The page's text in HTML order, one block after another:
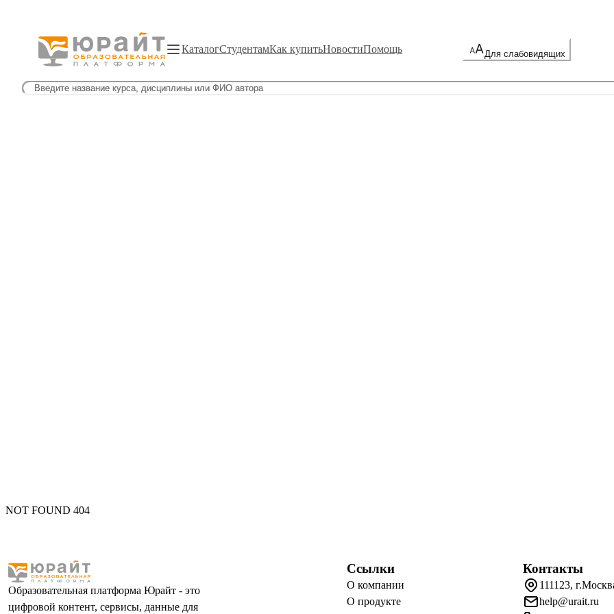
КаталогСтудентамКак купитьНовостиПомощь Для слабовидящих
NOT FOUND 404
Образовательная платформа Юрайт - это
цифровой контент, сервисы, данные для
Ссылки
О компании
О продукте
Контакты
111123,
help@urait.ru